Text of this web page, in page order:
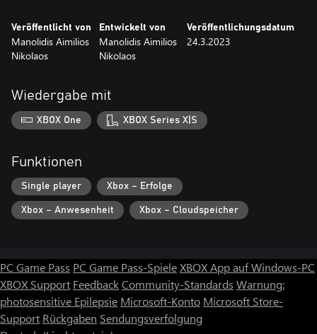
Veröffentlicht von
Manolidis Aimilios
Nikolaos
Entwickelt von
Manolidis Aimilios
Nikolaos
Veröffentlichungsdatum
24.3.2023
Wiedergabe mit
XBOX One XBOX Series X|S
Funktionen
Single player Xbox – Erfolge
Xbox – Anwesenheit Xbox – Cloudspeicher
PC Game Pass PC Game Pass-SpieleXBOX App auf Windows-PC
XBOX Support FeedbackCommunity-Standards Warnung:
photosensitive Epilepsie Microsoft-Konto Microsoft Store-
Support Rückgaben Sendungsverfolgung